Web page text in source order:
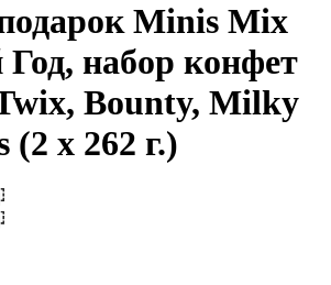
Minis Mix
набор конфет
Bounty, Milky
(2 х 262 г.)